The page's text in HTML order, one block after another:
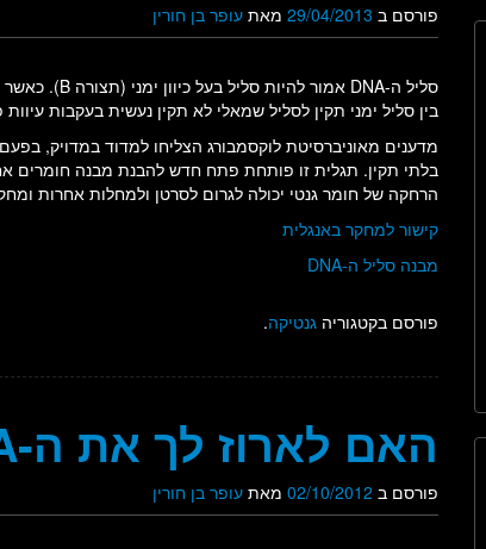
פורסם ב 29/04/2013 מאת עופר בן חורין
בין סליל ימני תקין לסליל שמאלי לא תקין נעשית בעקבות
מדענים מאוניברסיטת לוקסמבורג הצליחו למדוד במדויק,
בלתי תקין. תגלית זו פותחת פתח חדש להבנת מבנה חומרים
הרחקה של חומר גנטי יכולה לגרום לסרטן ולמחלות אחרות
קישור למחקר באנגלית
מבנה סליל ה-DNA
פורסם בקטגוריה גנטיקה.
האם לארוז לך את ה-DNA?
פורסם ב 02/10/2012 מאת עופר בן חורין